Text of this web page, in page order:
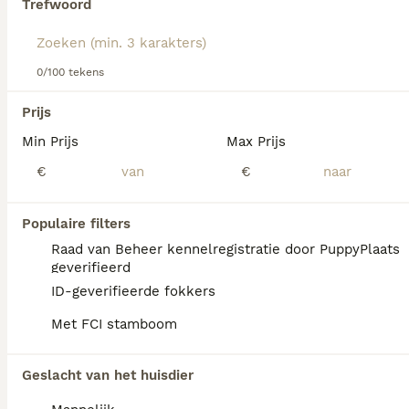
Trefwoord
0/100 tekens
Prijs
Min Prijs
€
Max Prijs
€
Populaire filters
Raad van Beheer kennelregistratie door PuppyPlaats
geverifieerd
ID-geverifieerde fokkers
Met FCI stamboom
Geslacht van het huisdier
informatie over dit hondenras.
We hebben 0 Petit Basset Griffon Vendéen
Als je toekomstige resultaten wil zien voor deze
exacte zoekopdracht, sla dan je zoekopdracht op en
vind jouw perfecte hond:
Zoekopdracht bewaren
FAQ's
Wat kost een petit basset
griffon vendéen?
Een Petit Basset Griffon Vendéen pup vraagt